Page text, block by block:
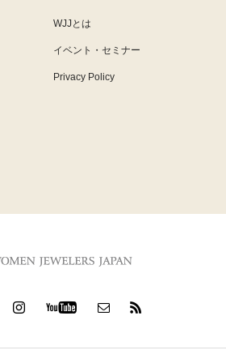
WJJとは
イベント・セミナー
Privacy Policy